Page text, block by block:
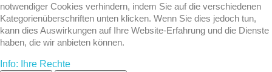
notwendiger Cookies verhindern, indem Sie auf die verschiedenen
Kategorienüberschriften unten klicken. Wenn Sie dies jedoch tun,
kann dies Auswirkungen auf Ihre Website-Erfahrung und die Dienste
haben, die wir anbieten können.
Info: Ihre Rechte